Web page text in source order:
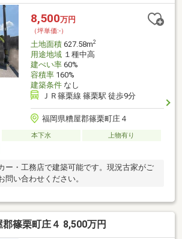
8,500万円
（坪単価:-）
土地面積627.58m2
用途地域１種中高
建ぺい率60%
容積率160%
建築条件なし
ＪＲ篠栗線 篠栗駅 徒歩9分
福岡県糟屋郡篠栗町庄４
本下水
上物有り
ー・工務店で建築可能です。現況古家がご
問い合わせください。
篠栗町庄４ 8,500万円